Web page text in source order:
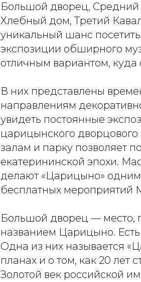
Большой дворец,
Хлебный дом, Третий
уникальный шанс
экспозиции обширного
отличным вариантом, куда
В них представлены
направлениям
увидеть постоянные
царицынского
залам и парку позволяет
екатерининской эпохи.
делают «Царицыно» одним
бесплатных мероприятий
Большой дворец — место,
названием Царицыно.
Одна из них называется
планах и о том, как 20 лет
Золотой век российской